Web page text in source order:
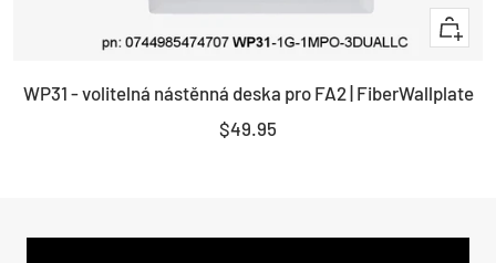
+
to
WP31 - volitelná nástěnná deska pro FA2 | FiberWallplate
Sale
$49.95